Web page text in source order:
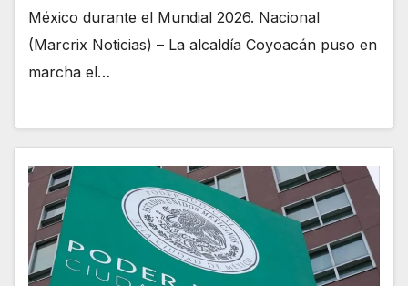
México durante el Mundial 2026. Nacional
(Marcrix Noticias) – La alcaldía Coyoacán puso en
marcha el…